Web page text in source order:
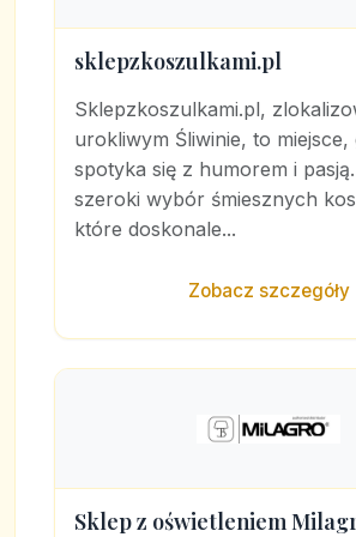
sklepzkoszulkami.pl
Sklepzkoszulkami.pl,
urokliwym Śliwinie, to miejsce,
spotyka się z humorem i
szeroki wybór śmiesznych
które doskonale...
Zobacz szczegóły
Sklep z oświetleniem